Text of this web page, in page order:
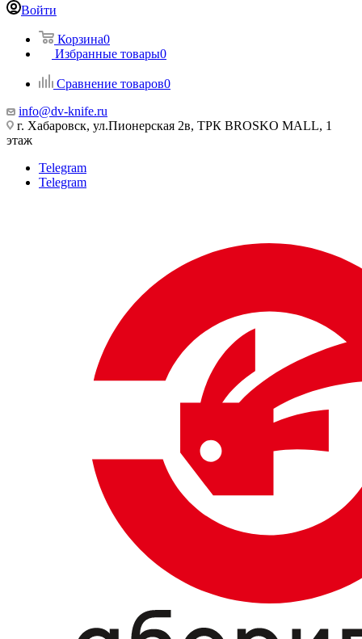
Войти
Корзина0
Избранные товары0
Сравнение товаров0
info@dv-knife.ru
г. Хабаровск, ул.Пионерская 2в, ТРК BROSKO MALL, 1
этаж
Telegram
Telegram